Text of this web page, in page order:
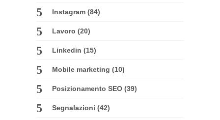
Instagram (84)
Lavoro (20)
Linkedin (15)
Mobile marketing (10)
Posizionamento SEO (39)
Segnalazioni (42)